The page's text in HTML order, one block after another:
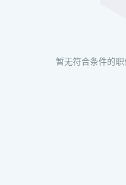
暂无符合条件的